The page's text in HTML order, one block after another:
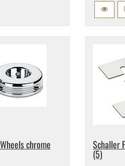
chrome Schaller
(5)